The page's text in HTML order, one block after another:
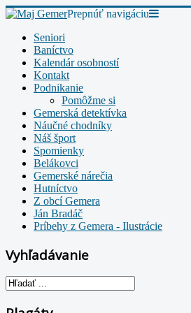
Prepnúť navigáciu
Seniori
Baníctvo
Kalendár osobností
Kontakt
Podnikanie
Pomôžme si
Gemerská detektívka
Náučné chodníky
Náš šport
Spomienky
Belákovci
Gemerské nárečia
Hutníctvo
Z obcí Gemera
Ján Bradáč
Príbehy z Gemera - Ilustrácie
Vyhľadávanie